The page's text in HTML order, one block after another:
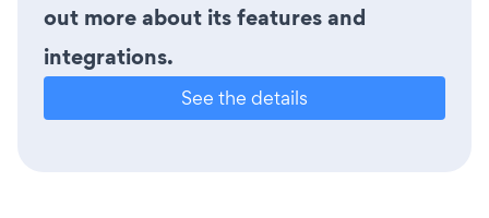
out more about its features and
integrations.
See the details